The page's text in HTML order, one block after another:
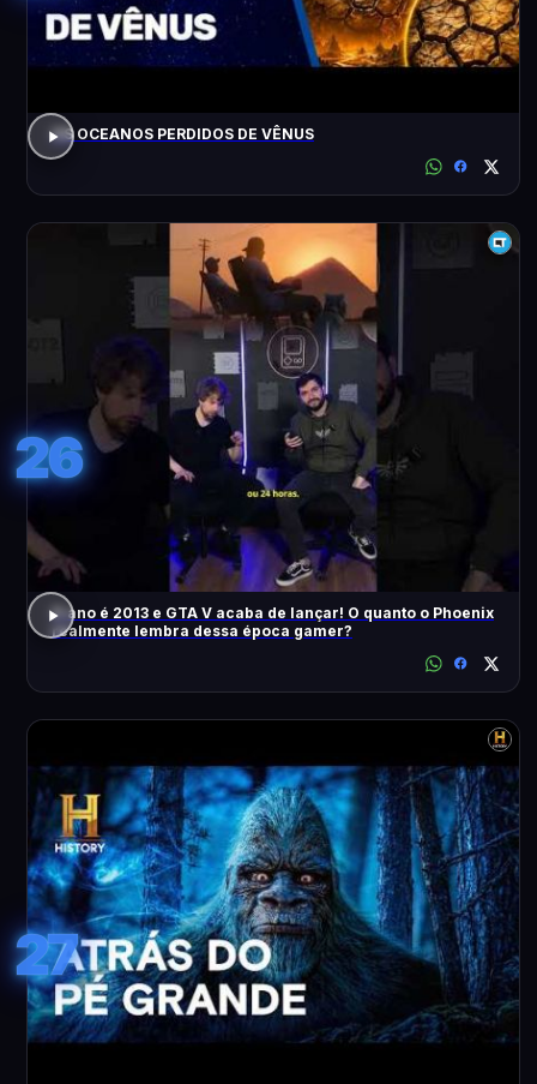
OS OCEANOS PERDIDOS DE VÊNUS
26
O ano é 2013 e GTA V acaba de lançar! O quanto o Phoenix
realmente lembra dessa época gamer?
27